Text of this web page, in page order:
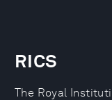
RICS
The Royal